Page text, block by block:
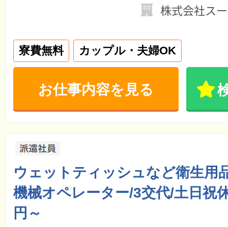
株式会社ス
寮費無料 カップル・夫婦OK
お仕事内容を見る
ウェットティッシュなど衛生用
機械オペレーター/3交代/土日祝
円～